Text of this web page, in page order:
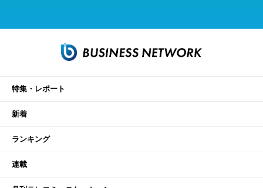
特集・レポート
新着
ランキング
連載